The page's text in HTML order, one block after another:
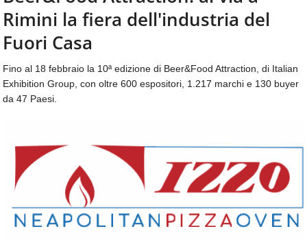
aggiornamenti
quotidiani
temi
come
ospitalità,
ristorazione,
catering
e
articoli
sul
mondo
CONTATTI
Rimini la fiera dell'industria del
Fuori Casa
Fino al 18 febbraio la 10ª edizione di Beer&Food Attraction, di Italian
Exhibition Group, con oltre 600 espositori, 1.217 marchi e 130 buyer
da 47 Paesi.